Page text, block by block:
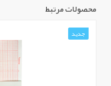
محصولات مرتبط
جدید